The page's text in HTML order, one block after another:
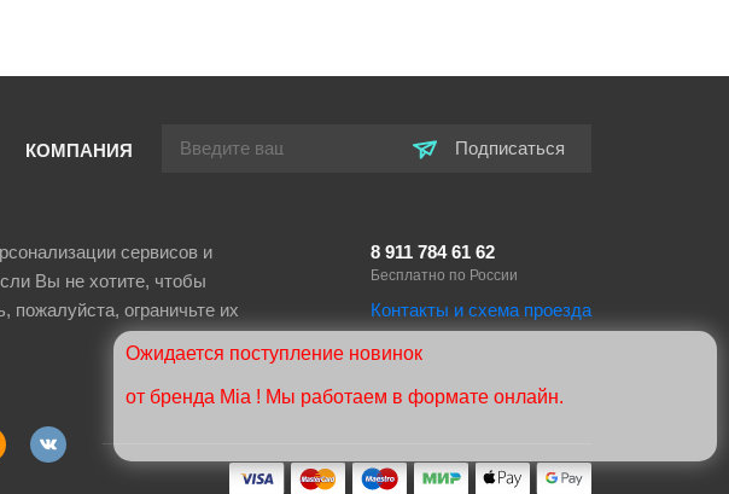
КОМПАНИЯ Подписаться
сервисов и
Вы не хотите, чтобы
ограничьте их
8 911 784 61 62
Бесплатно по России
Контакты и схема проезда
Ожидается поступление новинок
от бренда Mia ! Мы работаем в формате онлайн.